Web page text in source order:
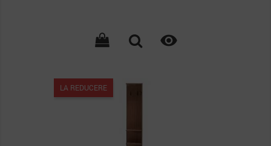

LA REDUCERE